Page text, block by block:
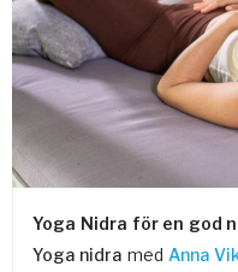
Bli samarbeidspartner
Yogobe Health & Care
Yogobes helsesatsinger
For bedrifter og
organisasjoner
Yoga Nidra för en god
Yoga nidra med Anna